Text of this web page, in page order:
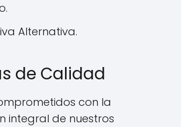
Alternativa.
de Calidad
con la
integral de nuestros